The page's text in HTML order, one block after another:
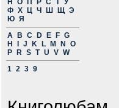
Н
О П Р С Т У
Ф Х Ц Ч Ш Щ Э
Ю Я
A
B C D E F G
H
J K L M N
O
P
R S T U V W
1 2 3 9